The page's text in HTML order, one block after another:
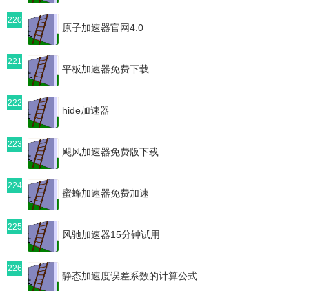
220
原子加速器官网4.0
221
平板加速器免费下载
222
hide加速器
223
飓风加速器免费版下载
224
蜜蜂加速器免费加速
225
风驰加速器15分钟试用
226
静态加速度误差系数的计算公式